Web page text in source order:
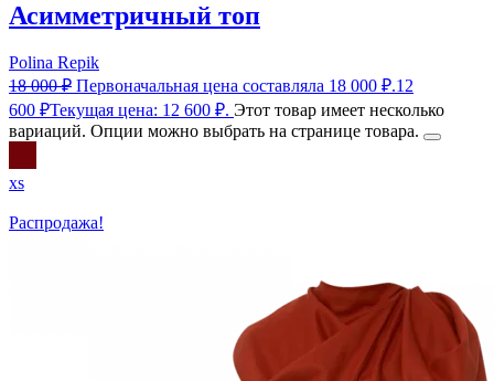
Асимметричный топ
Polina Repik
18 000₽ Первоначальная цена составляла 18 000 ₽.12
600 ₽Текущая цена: 12 600 ₽. Этот товар имеет несколько
вариаций. Опции можно выбрать на странице товара.
xs
Распродажа!